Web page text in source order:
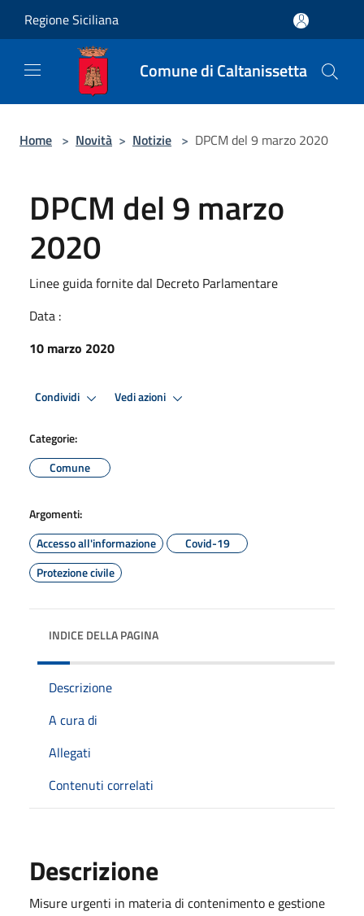
Regione Siciliana
Comune di Caltanissetta
Home > Novità > Notizie > DPCM del 9 marzo 2020
DPCM del 9 marzo
2020
Linee guida fornite dal Decreto Parlamentare
Data :
10 marzo 2020
Condividi Vedi azioni
Categorie:
Comune
Argomenti:
Accesso all'informazione
Covid-19
Protezione civile
INDICE DELLA PAGINA
Descrizione
A cura di
Allegati
Contenuti correlati
Descrizione
Misure urgenti in materia di contenimento e gestione